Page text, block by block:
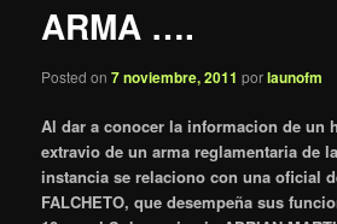
ARMA ….
Posted on7 noviembre, 2011 porlaunofm
Al dar a conocer la informacion de un
extravio de un arma reglamentaria de
instancia se relaciono con una oficial
FALCHETO, que desempeña sus